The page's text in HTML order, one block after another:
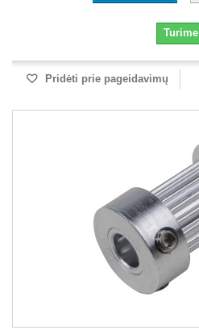
Turime
Pridėti prie pageidavimų